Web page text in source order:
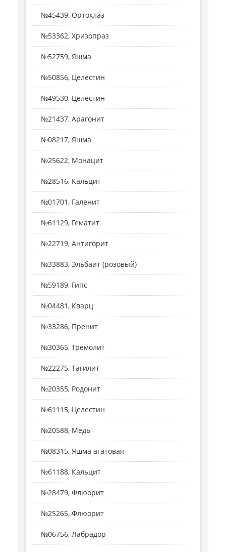
№45439, Ортоклаз
№53362, Хризопраз
№52759, Яшма
№50856, Целестин
№49530, Целестин
№21437, Арагонит
№08217, Яшма
№25622, Монацит
№28516, Кальцит
№01701, Галенит
№61129, Гематит
№22719, Антигорит
№33883, Эльбаит (розовый)
№59189, Гипс
№04481, Кварц
№33286, Пренит
№30365, Тремолит
№22275, Тагилит
№20355, Родонит
№61115, Целестин
№20588, Медь
№08315, Яшма агатовая
№61188, Кальцит
№28479, Флюорит
№25265, Флюорит
№06756, Лабрадор